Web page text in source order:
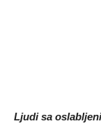
Ljudi sa